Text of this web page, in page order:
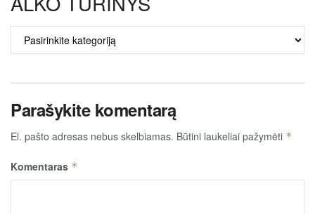
TURINYS
Parašykite komentarą
El. pašto adresas nebus skelbiamas. Būtini laukeliai pažymėti *
Komentaras *